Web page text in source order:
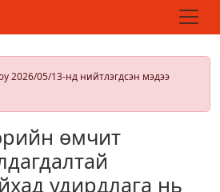
2026/05/13-нд нийтлэгдсэн мэдээ
өмчит
удирдлага нь